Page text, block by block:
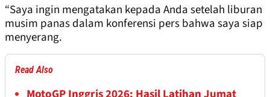
“Saya ingin mengatakan kepada Anda setelah liburan
musim panas dalam konferensi pers bahwa saya siap
menyerang.
Read Also